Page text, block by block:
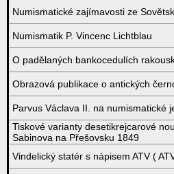
Numismatické zajímavosti ze
Numismatik P. Vincenc Lichtblau
O padělaných bankocedulích
Obrazová publikace o antických
Parvus Václava II. na numismatické
Tiskové varianty desetikrejcarové
Sabinova na Přešovsku 1849
Vindelický statér s nápisem ATV (